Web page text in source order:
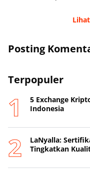
Posting
Terpopuler
5 Exchange
Indonesia
LaNyalla:
Tingkatkan